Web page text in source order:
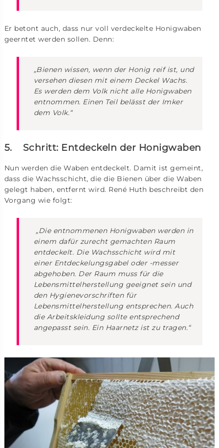
Er betont auch, dass nur voll verdeckelte Honigwaben
geerntet werden sollen. Denn:
„Bienen wissen, wenn der Honig reif ist, und
versehen diesen mit einem Deckel Wachs.
Es werden dem Volk nicht alle Honigwaben
entnommen. Einen Teil belässt der Imker
dem Volk.“
5. Schritt: Entdeckeln der Honigwaben
Nun werden die Waben entdeckelt. Damit ist gemeint,
dass die Wachsschicht, die die Bienen über die Waben
gelegt haben, entfernt wird. René Huth beschreibt den
Vorgang wie folgt:
„Die entnommenen Honigwaben werden in
einem dafür zurecht gemachten Raum
entdeckelt. Die Wachsschicht wird mit
einer Entdeckelungsgabel oder -messer
abgehoben. Der Raum muss für die
Lebensmittelherstellung geeignet sein und
den Hygienevorschriften für
Lebensmittelherstellung entsprechen. Auch
die Arbeitskleidung sollte entsprechend
angepasst sein. Ein Haarnetz ist zu tragen.“